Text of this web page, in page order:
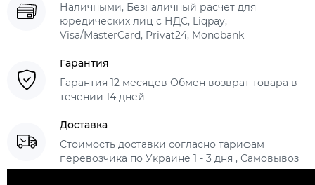
Наличными, Безналичный расчет для
юредических лиц с НДС, Liqpay,
Visa/MasterCard, Privat24, Monobank
Гарантия
Гарантия 12 месяцев Обмен возврат товара в
течении 14 дней
Доставка
Стоимость доставки согласно тарифам
перевозчика по Украине 1 - 3 дня , Самовывоз